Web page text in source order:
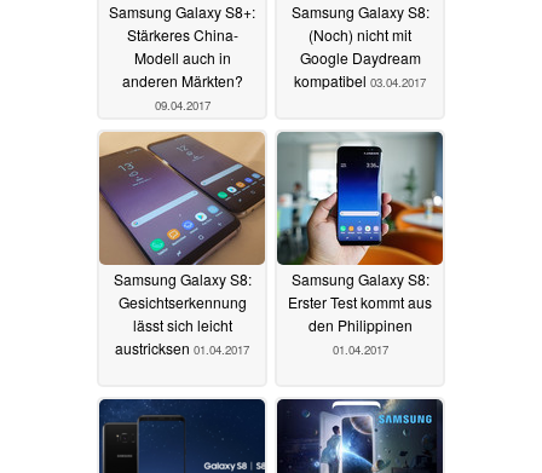
Samsung Galaxy S8+:
Stärkeres China-
Modell auch in
anderen Märkten?
09.04.2017
Samsung Galaxy S8:
(Noch) nicht mit
Google Daydream
kompatibel 03.04.2017
Samsung Galaxy S8:
Gesichtserkennung
lässt sich leicht
austricksen 01.04.2017
Samsung Galaxy S8:
Erster Test kommt aus
den Philippinen
01.04.2017